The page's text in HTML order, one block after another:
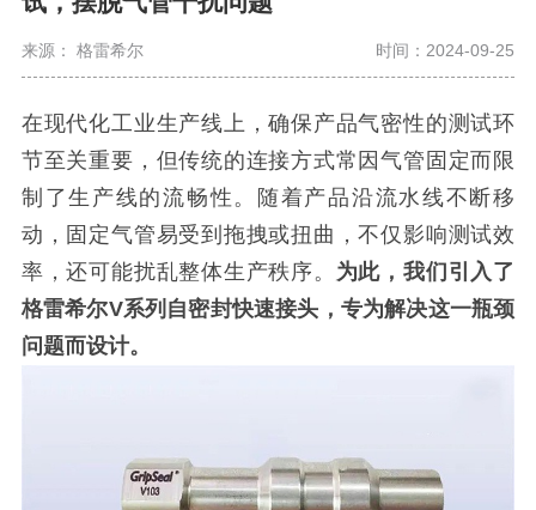
来源： 格雷希尔 时间：2024-09-25
在现代化工业生产线上，确保产品气密性的测试环
节至关重要，但传统的连接方式常因气管固定而限
制了生产线的流畅性。随着产品沿流水线不断移
动，固定气管易受到拖拽或扭曲，不仅影响测试效
率，还可能扰乱整体生产秩序。 为此，我们引入了
格雷希尔V系列自密封快速接头，专为解决这一瓶颈
问题而设计。